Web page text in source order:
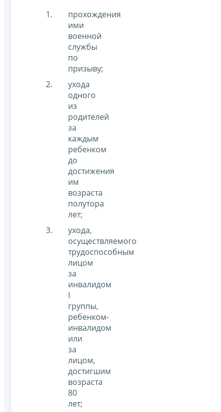
прохождения
ими
военной
службы
по
призыву;
ухода
одного
из
родителей
за
каждым
ребенком
до
достижения
им
возраста
полутора
лет;
ухода,
осуществляемого
трудоспособным
лицом
за
инвалидом
I
группы,
ребенком-
инвалидом
или
за
лицом,
достигшим
возраста
80
лет;